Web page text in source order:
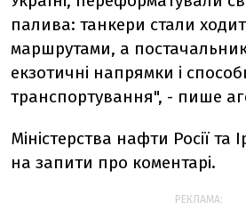
палива: танкери стали
маршрутами, а
екзотичні напрямки і
транспортування", - пише
Міністерства нафти Росії та
на запити про коментарі.
РЕКЛАМА: